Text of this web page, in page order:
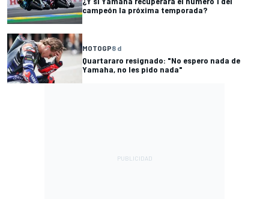
campeón la próxima temporada?
MOTOGP8 d
Quartararo resignado: "No espero nada de
Yamaha, no les pido nada"